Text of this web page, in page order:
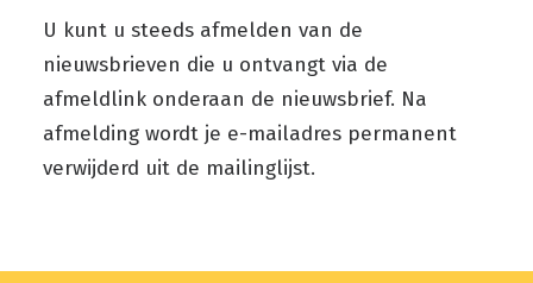
U kunt u steeds afmelden van de
nieuwsbrieven die u ontvangt via de
afmeldlink onderaan de nieuwsbrief. Na
afmelding wordt je e-mailadres permanent
verwijderd uit de mailinglijst.